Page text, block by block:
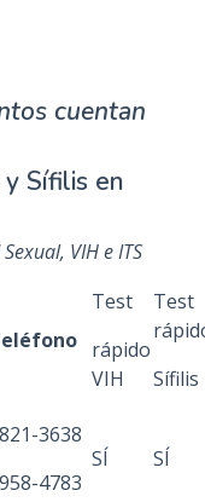
cuentan
Sífilis en
VIH e ITS
Test
rápido
VIH
Test
Sífilis
3638
4783
SÍ SÍ